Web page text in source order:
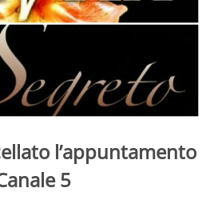
l’appuntamento
5